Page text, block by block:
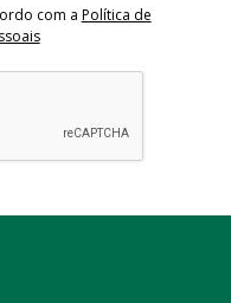
com a Política de